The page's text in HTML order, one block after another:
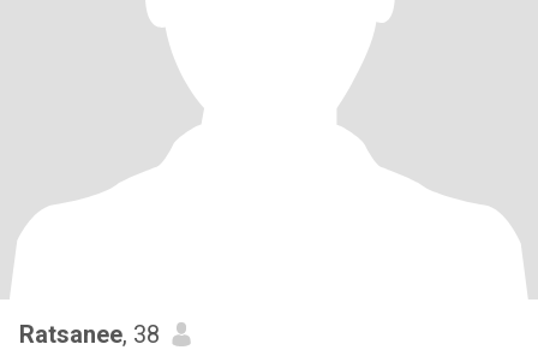
Ratsanee, 38